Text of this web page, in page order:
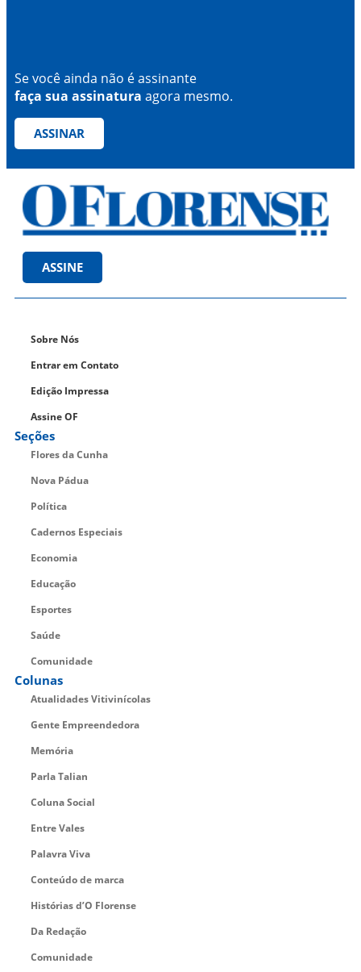
Se você ainda não é assinante
faça sua assinatura agora mesmo.
ASSINAR
ASSINE
Sobre Nós
Entrar em Contato
Edição Impressa
Assine OF
Seções
Flores da Cunha
Nova Pádua
Política
Cadernos Especiais
Economia
Educação
Esportes
Saúde
Comunidade
Colunas
Atualidades Vitivinícolas
Gente Empreendedora
Memória
Parla Talian
Coluna Social
Entre Vales
Palavra Viva
Conteúdo de marca
Histórias d’O Florense
Da Redação
Comunidade